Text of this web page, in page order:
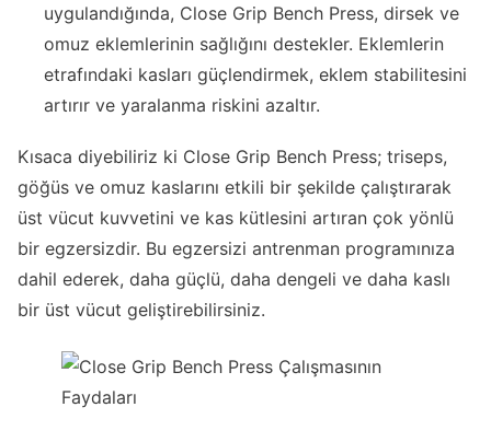
uygulandığında, Close Grip Bench Press, dirsek ve
omuz eklemlerinin sağlığını destekler. Eklemlerin
etrafındaki kasları güçlendirmek, eklem stabilitesini
artırır ve yaralanma riskini azaltır.
Kısaca diyebiliriz ki Close Grip Bench Press; triseps,
göğüs ve omuz kaslarını etkili bir şekilde çalıştırarak
üst vücut kuvvetini ve kas kütlesini artıran çok yönlü
bir egzersizdir. Bu egzersizi antrenman programınıza
dahil ederek, daha güçlü, daha dengeli ve daha kaslı
bir üst vücut geliştirebilirsiniz.